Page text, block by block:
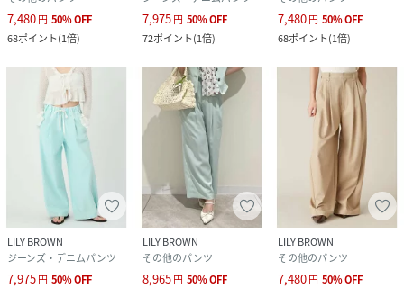
素材
本体:綿100%/装飾部分【テープ部分】:ポリエス
テル100%/別布:ポリエステル66%,綿34%
サイズ 00[69]、0[00]、1[01]
品番
RV2468_LWFP262146
LWFP262146-Lz-4u RV2468
7,480円 50%OFF
68ポイント(1倍)
7,975円 50%OFF
72ポイント(1倍)
7,480円 50%OFF
68ポイント(1倍)
LILY BROWN
ジーンズ・デニムパンツ
7,975円 50%OFF
LILY BROWN
その他のパンツ
8,965円 50%OFF
LILY BROWN
その他のパンツ
7,480円 50%OFF